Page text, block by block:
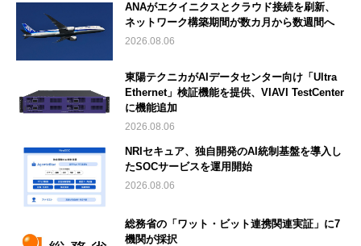
ANAがエクイニクスとクラウド接続を刷新、
ネットワーク構築期間が数カ月から数週間へ
2026.08.06
東陽テクニカがAIデータセンター向け「Ultra
Ethernet」検証機能を提供、VIAVI TestCenter
に機能追加
2026.08.06
NRIセキュア、独自開発のAI統制基盤を導入し
たSOCサービスを運用開始
2026.08.06
総務省の「ワット・ビット連携関連実証」に7
機関が採択